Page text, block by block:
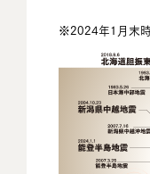
※2024年1月末